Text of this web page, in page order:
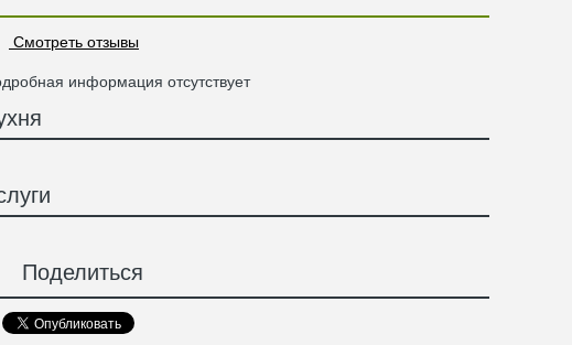
Смотреть отзывы
информация отсутствует
Поделиться